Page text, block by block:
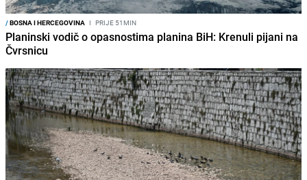
/BOSNA I HERCEGOVINA I PRIJE 51MIN
Planinski vodič o opasnostima planina BiH: Krenuli pijani na
Čvrsnicu